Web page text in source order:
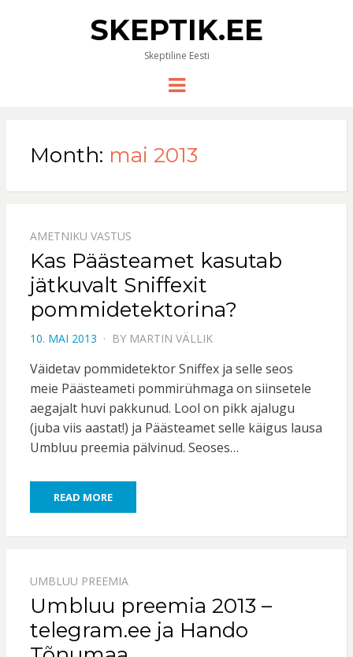
SKEPTIK.EE
Skeptiline Eesti
Menu
Month: mai 2013
AMETNIKU VASTUS
Kas Päästeamet kasutab
jätkuvalt Sniffexit
pommidetektorina?
POSTED
10. MAI 2013 BY MARTIN VÄLLIK
Väidetav pommidetektor Sniffex ja selle seos
meie Päästeameti pommirühmaga on siinsetele
aegajalt huvi pakkunud. Lool on pikk ajalugu
(juba viis aastat!) ja Päästeamet selle käigus lausa
Umbluu preemia pälvinud. Seoses…
READ MORE
UMBLUU PREEMIA
Umbluu preemia 2013 –
telegram.ee ja Hando